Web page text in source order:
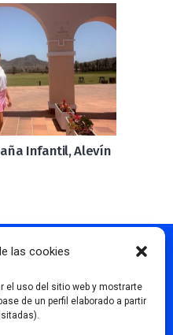
las cookies
el uso del sitio web y mostrarte
de un perfil elaborado a partir
Infantil, Alevín